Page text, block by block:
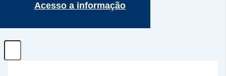
Acesso a informação